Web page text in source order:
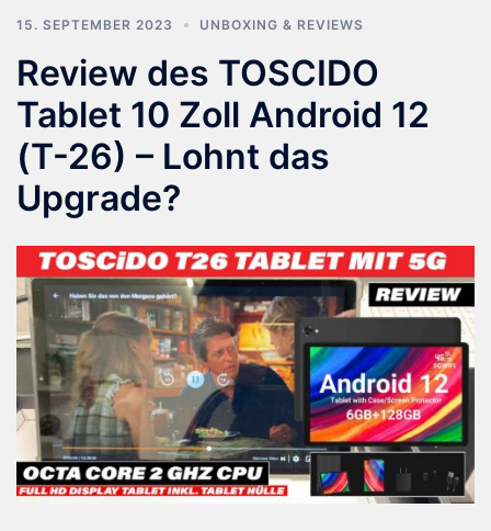
15. SEPTEMBER 2023 UNBOXING & REVIEWS
Review des TOSCIDO
Tablet 10 Zoll Android 12
(T-26) – Lohnt das
Upgrade?